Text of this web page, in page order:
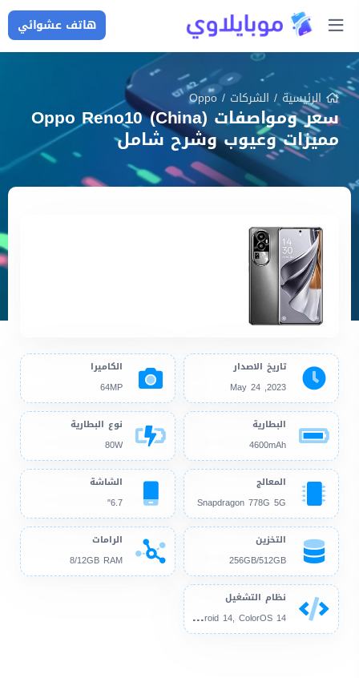
هاتف عشوائي
الرئيسية/ الشركات /
Oppo
سعر ومواصفات Oppo Reno10 (China)
مميزات وعيوب وشرح شامل
تاريخ الاصدار
2023, May 24
الكاميرا
64MP
البطارية
4600mAh
نوع البطارية
80W
المعالج
Snapdragon 778G 5G
الشاشة
6.7"
التخزين
256GB/512GB
الرامات
8/12GB RAM
نظام التشغيل
And
roid 13, up to Android 14, ColorOS 14